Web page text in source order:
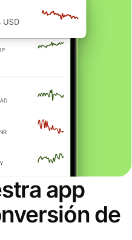
app
de